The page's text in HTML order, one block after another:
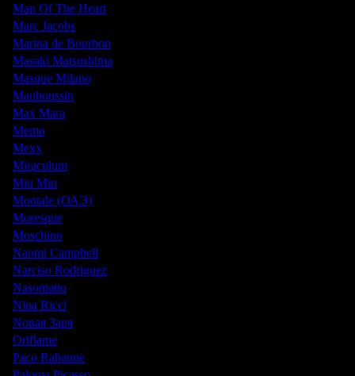
Map Of The Heart
Marc Jacobs
Marina de Bourbon
Masaki Matsushima
Masque Milano
Mauboussin
Max Mara
Memo
Mexx
Miraculum
Miu Miu
Montale (ОАЭ)
Moresque
Moschino
Naomi Campbell
Narciso Rodriguez
Nasomatto
Nina Ricci
Nовая Заря
Oriflame
Paco Rabanne